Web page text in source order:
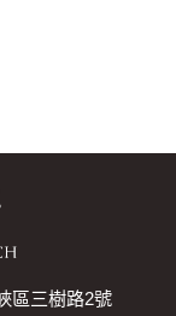
區三樹路2號